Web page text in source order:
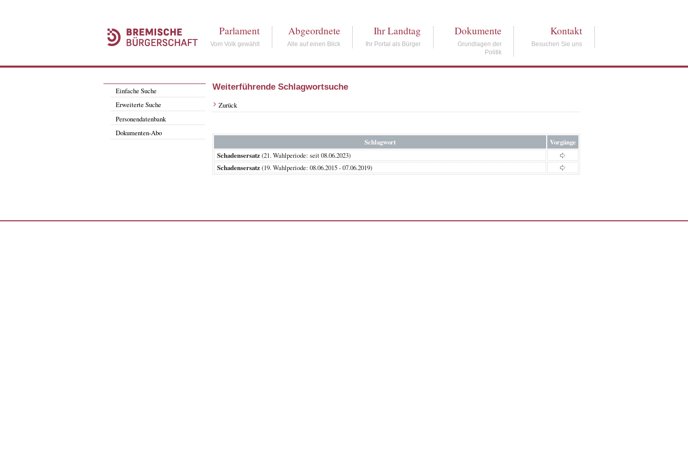
Parlament
Vom Volk gewählt
Abgeordnete
Alle auf einen Blick
Ihr Landtag
Ihr Portal als Bürger
Dokumente
Grundlagen der
Politik
Kontakt
Besuchen Sie uns
Einfache Suche
Erweiterte Suche
Personendatenbank
Dokumenten-Abo
Weiterführende Schlagwortsuche
Zurück
Schlagwort
Vorgänge
Schadensersatz(21. Wahlperiode: seit 08.06.2023)
Schadensersatz(19. Wahlperiode: 08.06.2015 - 07.06.2019)